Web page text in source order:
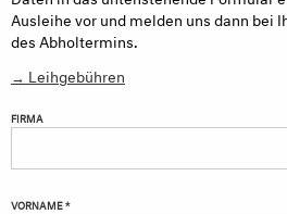
Ausleihe vor und melden uns dann bei
des Abholtermins.
→ Leihgebühren
FIRMA
VORNAME *